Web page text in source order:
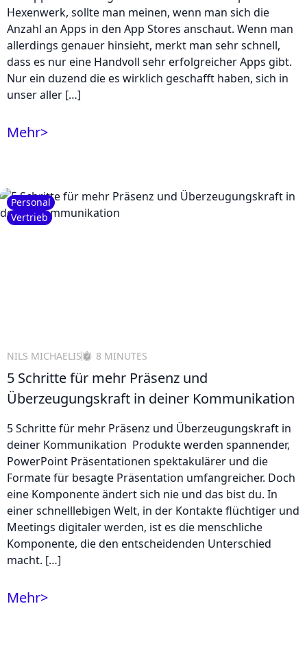
Hexenwerk, sollte man meinen, wenn man sich die
Anzahl an Apps in den App Stores anschaut. Wenn man
allerdings genauer hinsieht, merkt man sehr schnell,
dass es nur eine Handvoll sehr erfolgreicher Apps gibt.
Nur ein duzend die es wirklich geschafft haben, sich in
unser aller […]
Mehr>
Personal
Vertrieb
NILS MICHAELIS 8 MINUTES
5 Schritte für mehr Präsenz und
Überzeugungskraft in deiner Kommunikation
5 Schritte für mehr Präsenz und Überzeugungskraft in
deiner Kommunikation Produkte werden spannender,
PowerPoint Präsentationen spektakulärer und die
Formate für besagte Präsentation umfangreicher. Doch
eine Komponente ändert sich nie und das bist du. In
einer schnelllebigen Welt, in der Kontakte flüchtiger und
Meetings digitaler werden, ist es die menschliche
Komponente, die den entscheidenden Unterschied
macht. […]
Mehr>